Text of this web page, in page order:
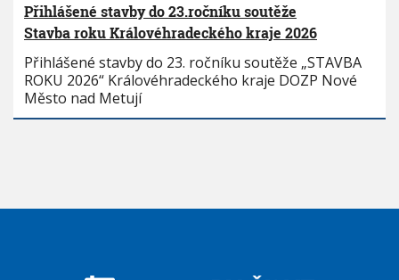
Přihlášené stavby do 23.ročníku soutěže
Stavba roku Královéhradeckého kraje 2026
Přihlášené stavby do 23. ročníku soutěže „STAVBA
ROKU 2026“ Královéhradeckého kraje DOZP Nové
Město nad Metují